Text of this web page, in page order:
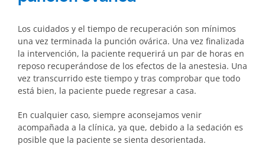
Los cuidados y el tiempo de recuperación son mínimos
una vez terminada la punción ovárica. Una vez finalizada
la intervención, la paciente requerirá un par de horas en
reposo recuperándose de los efectos de la anestesia. Una
vez transcurrido este tiempo y tras comprobar que todo
está bien, la paciente puede regresar a casa.
En cualquier caso, siempre aconsejamos venir
acompañada a la clínica, ya que, debido a la sedación es
posible que la paciente se sienta desorientada.